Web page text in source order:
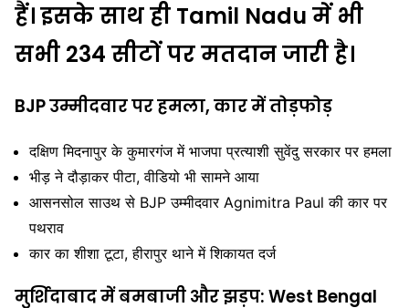
हैं। इसके साथ ही Tamil Nadu में भी
सभी 234 सीटों पर मतदान जारी है।
BJP उम्मीदवार पर हमला, कार में तोड़फोड़
दक्षिण मिदनापुर के कुमारगंज में भाजपा प्रत्याशी सुवेंदु सरकार पर हमला
भीड़ ने दौड़ाकर पीटा, वीडियो भी सामने आया
आसनसोल साउथ से BJP उम्मीदवार Agnimitra Paul की कार पर
पथराव
कार का शीशा टूटा, हीरापुर थाने में शिकायत दर्ज
मुर्शिदाबाद में बमबाजी और झड़प: West Bengal